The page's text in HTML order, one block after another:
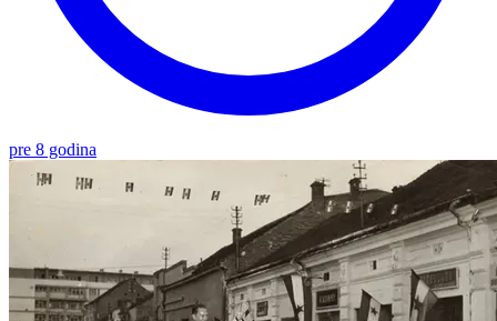
pre 8 godina